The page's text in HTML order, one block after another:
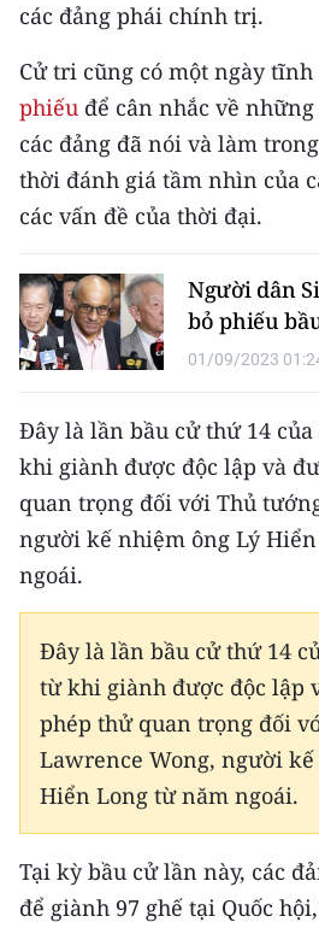
MEDIA CENTER
E-Magazine
Video
Media Chính trị
Media Kinh tế
Media Văn hóa
Media Xã hội
Media Pháp luật
Media Du lịch
Media Thế giới
Media Thể thao
Media Giáo dục
Media Y tế
Media Khoa học - Công nghệ
Media Môi trường
Infographic
các đảng phái chính trị.
Cử tri cũng có một ngày
phiếu để cân nhắc về
các đảng đã nói và làm
thời đánh giá tầm nhìn của
các vấn đề của thời đại.
Người dân
bỏ phiếu
01/09/2023
Đây là lần bầu cử thứ 14
khi giành được độc lập và
quan trọng đối với Thủ
người kế nhiệm ông Lý
ngoái.
Đây là lần bầu cử thứ 14
từ khi giành được độc lập
phép thử quan trọng đối
Lawrence Wong, người
Hiển Long từ năm ngoái.
Tại kỳ bầu cử lần này, các
để giành 97 ghế tại Quốc